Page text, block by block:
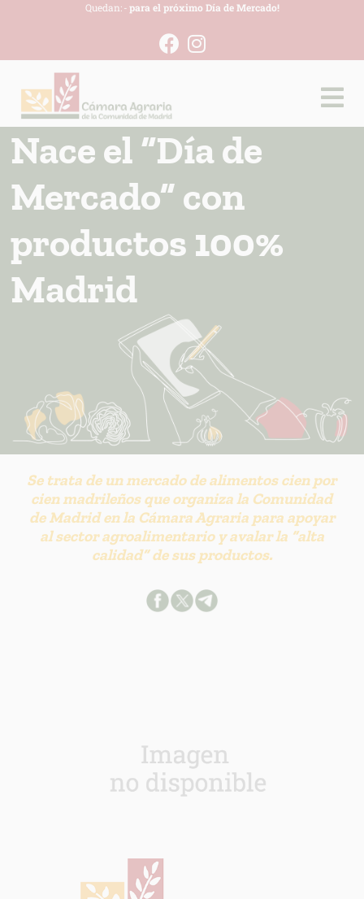
Quedan: -para el próximo Día de Mercado!
Nace el “Día de
Mercado” con
productos 100%
Madrid
Se trata de un mercado de alimentos cien por
cien madrileños que organiza la Comunidad
de Madrid en la Cámara Agraria para apoyar
al sector agroalimentario y avalar la “alta
calidad” de sus productos.